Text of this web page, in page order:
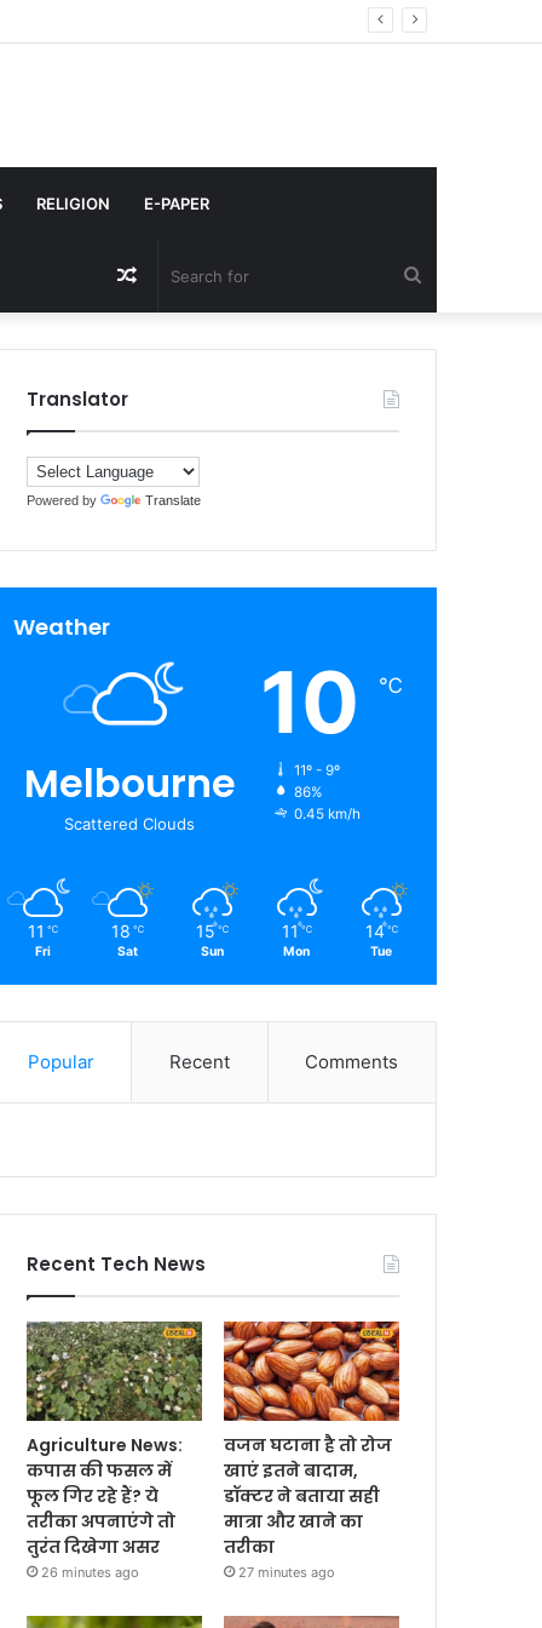
RELIGION E-PAPER
for
Random
Article
Translator
Powered by Translate
Weather
Melbourne
Scattered Clouds
10 ℃
11º - 9º
86%
0.45 km/h
11 ℃
Fri
18 ℃
Sat
15 ℃
Sun
11 ℃
Mon
14 ℃
Tue
Popular Recent Comments
Recent Tech News
Agriculture News:
कपास की फसल में
फूल गिर रहे हैं? ये
तरीका अपनाएंगे तो
तुरंत दिखेगा असर
26 minutes ago
वजन घटाना है तो रोज
खाएं इतने बादाम,
डॉक्टर ने बताया सही
मात्रा और खाने का
तरीका
27 minutes ago